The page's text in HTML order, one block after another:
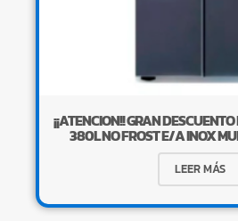
¡¡ATENCION!! GRAN
380L NO FROST E/A INOX
LEER MÁS